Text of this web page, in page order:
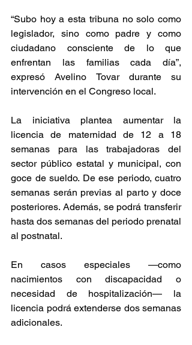
“Subo hoy a esta tribuna no solo como
legislador, sino como padre y como
ciudadano consciente de lo que
enfrentan las familias cada día”,
expresó Avelino Tovar durante su
intervención en el Congreso local.
La iniciativa plantea aumentar la
licencia de maternidad de 12 a 18
semanas para las trabajadoras del
sector público estatal y municipal, con
goce de sueldo. De ese periodo, cuatro
semanas serán previas al parto y doce
posteriores. Además, se podrá transferir
hasta dos semanas del periodo prenatal
al postnatal.
En casos especiales —como
nacimientos con discapacidad o
necesidad de hospitalización— la
licencia podrá extenderse dos semanas
adicionales.